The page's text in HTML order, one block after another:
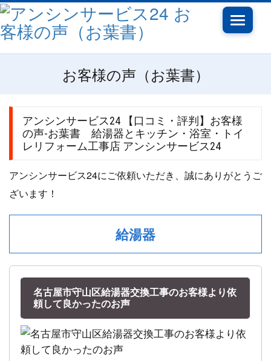
Toggle
お客様の声（お葉書）
アンシンサービス24 【口コミ・評判】お客様
の声-お葉書 給湯器とキッチン・浴室・トイ
レリフォーム工事店 アンシンサービス24
アンシンサービス24にご依頼いただき、誠にありがとうご
ざいます！
給湯器
名古屋市守山区給湯器交換工事のお客様より依
頼して良かったのお声